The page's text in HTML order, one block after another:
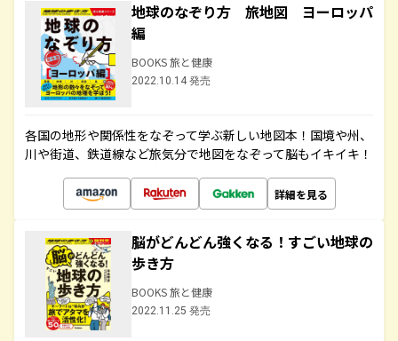
地球のなぞり方 旅地図 ヨーロッパ
編
BOOKS 旅と健康
2022.10.14 発売
各国の地形や関係性をなぞって学ぶ新しい地図本！国境や州、
川や街道、鉄道線など旅気分で地図をなぞって脳もイキイキ！
詳細を見る
脳がどんどん強くなる！すごい地球の
歩き方
BOOKS 旅と健康
2022.11.25 発売